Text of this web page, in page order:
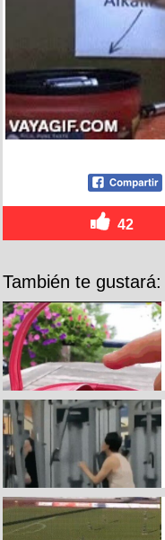
42
También te gustará: